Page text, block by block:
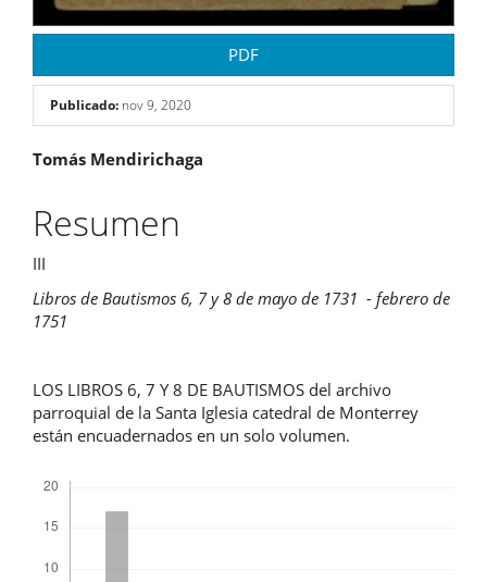
PDF
Publicado: nov 9, 2020
Contenido
principal
del
artículo
Tomás Mendirichaga
Resumen
III
Libros de Bautismos 6, 7 y 8 de mayo de 1731 - febrero de
1751
LOS LIBROS 6, 7 Y 8 DE BAUTISMOS del archivo
parroquial de la Santa Iglesia catedral de Monterrey
están encuadernados en un solo volumen.